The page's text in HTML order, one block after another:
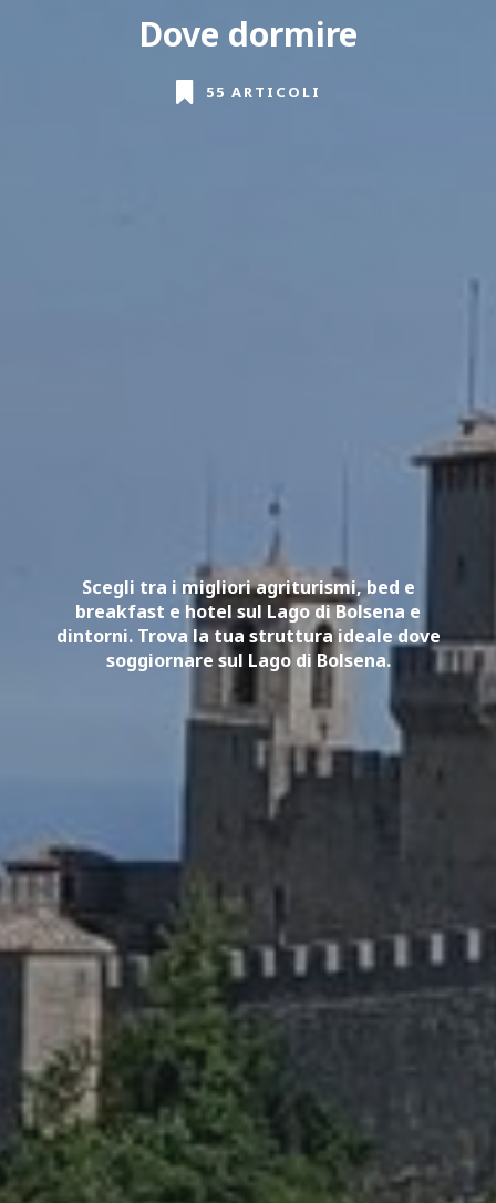
Dove dormire
55 ARTICOLI
Scegli tra i migliori agriturismi, bed e
breakfast e hotel sul Lago di Bolsena e
dintorni. Trova la tua struttura ideale dove
soggiornare sul Lago di Bolsena.